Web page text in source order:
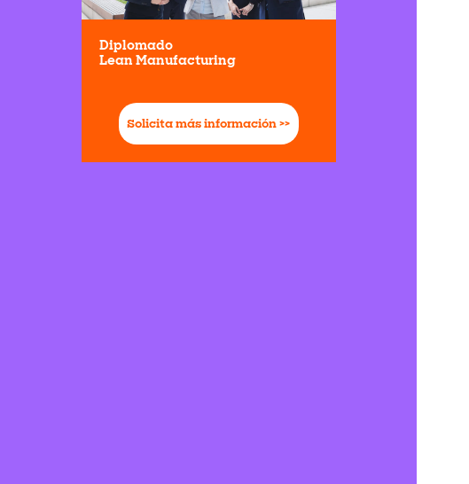
Diplomado
Lean Manufacturing
Solicita más información >>